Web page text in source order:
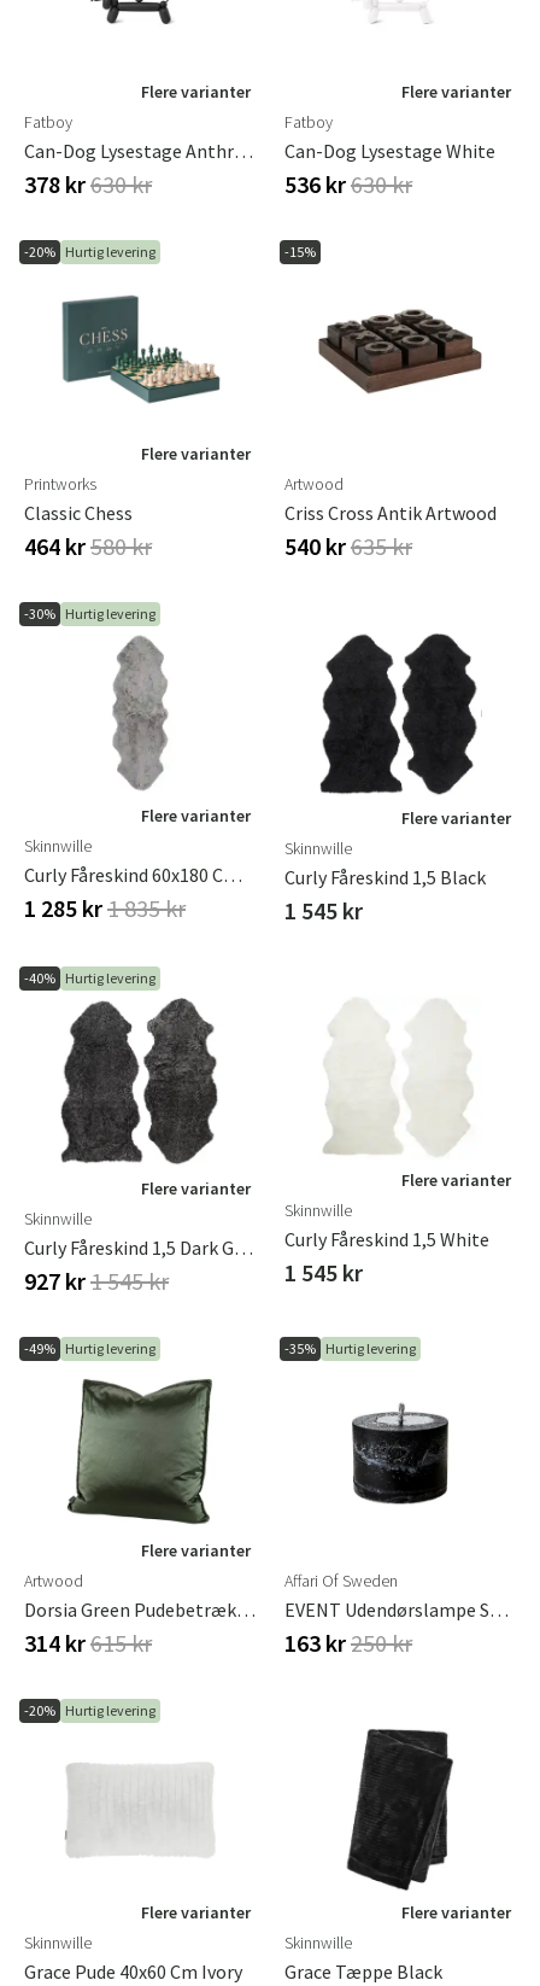
Flere varianter
Fatboy
Can-Dog Lysestage Anthracite
378 kr630 kr
Flere varianter
Fatboy
Can-Dog Lysestage White
536 kr630 kr
-20% Hurtig levering
Flere varianter
Printworks
Classic Chess
464 kr580 kr
-15%
Artwood
Criss Cross Antik Artwood
540 kr635 kr
-30% Hurtig levering
Flere varianter
Skinnwille
Curly Fåreskind 60x180 Cm Natural Grey
1 285 kr1 835 kr
Flere varianter
Skinnwille
Curly Fåreskind 1,5 Black
1 545 kr
-40% Hurtig levering
Flere varianter
Skinnwille
Curly Fåreskind 1,5 Dark Grey
927 kr1 545 kr
Flere varianter
Skinnwille
Curly Fåreskind 1,5 White
1 545 kr
-49% Hurtig levering
Flere varianter
Artwood
Dorsia Green Pudebetræk Frame 60x40 Artwood
314 kr615 kr
-35% Hurtig levering
Affari Of Sweden
EVENT Udendørslampe Sort, H11 Cm
163 kr250 kr
-20% Hurtig levering
Flere varianter
Skinnwille
Grace Pude 40x60 Cm Ivory
Flere varianter
Skinnwille
Grace Tæppe Black